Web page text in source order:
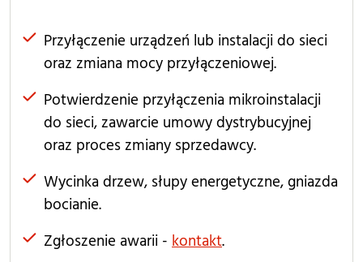
Przyłączenie urządzeń lub instalacji do sieci
oraz zmiana mocy przyłączeniowej.
Potwierdzenie przyłączenia mikroinstalacji
do sieci, zawarcie umowy dystrybucyjnej
oraz proces zmiany sprzedawcy.
Wycinka drzew, słupy energetyczne, gniazda
bocianie.
Zgłoszenie awarii - kontakt.